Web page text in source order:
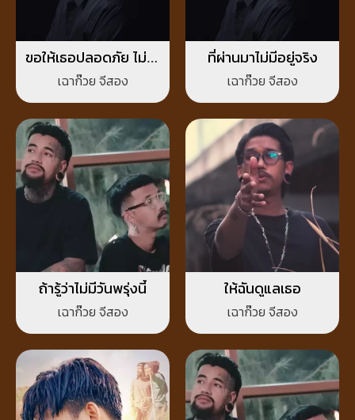
ขอให้เธอปลอดภัย ไม่ว่า
จะอ้อมกอดใครก็ตาม
เฉาก๊วย จีสอง
ที่ผ่านมาไม่มีอยู่จริง
เฉาก๊วย จีสอง
ถ้ารู้ว่าไม่มีวันพรุ่งนี้
เฉาก๊วย จีสอง
ให้ฉันดูแลเธอ
เฉาก๊วย จีสอง